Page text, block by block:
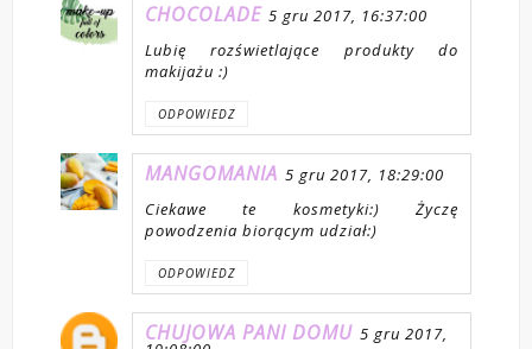
CHOCOLADE 5 gru 2017, 16:37:00
Lubię rozświetlające produkty do
makijażu :)
ODPOWIEDZ
MANGOMANIA 5 gru 2017, 18:29:00
Ciekawe te kosmetyki:) Życzę
powodzenia biorącym udział:)
ODPOWIEDZ
CHUJOWA PANI DOMU 5 gru 2017,